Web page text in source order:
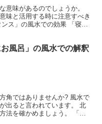
意味があるのでしょうか。
味と活用する時に注意すべき
ス」の風水での効果 「寝室
お風呂」の風水での解釈
角ではありませんか? 風水で
出ると言われています。 北
法を確かめましょう。 「北